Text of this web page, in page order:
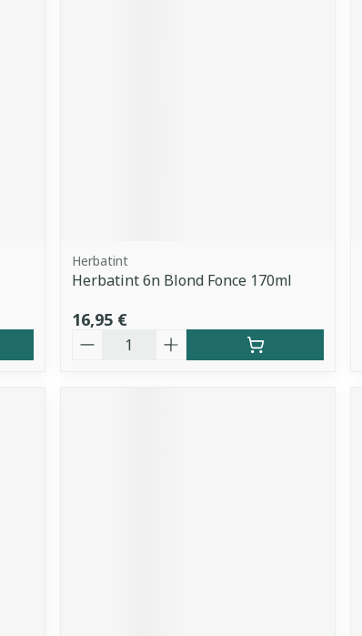
Herbatint
Herbatint 6n Blond Fonce 170ml
16,95 €
Quantité